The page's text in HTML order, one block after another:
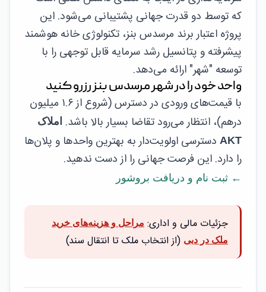
که توسط دو قدرت جهانی پشتیبانی می‌شود. این
پروژه اعتبار برند مرسدس بنز، تکنولوژی خانه هوشمند
پیشرفته و پتانسیل رشد سرمایه قابل توجهی را با
توسعه "شهر" ارائه می‌دهد.
واحد خود را در شهر مرسدس بنز رزرو کنید
با قیمت‌های ورودی در دسترس (شروع از ۱.۶ میلیون
درهم)، انتظار می‌رود تقاضا بسیار بالا باشد. املاک
AKT دسترسی اولویت‌دار به بهترین واحدها و پلان‌ها
را دارد. این فرصت جهانی را از دست ندهید.
← ثبت نام و دریافت بروشور
جزئیات مالی و اداری: مراحل و هزینه‌های خرید
ملک در دبی (از انتخاب ملک تا انتقال سند)